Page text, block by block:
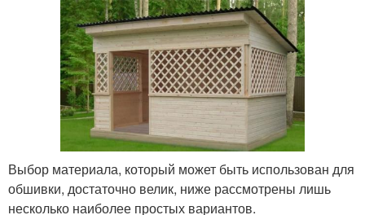
Выбор материала, который может быть использован для
обшивки, достаточно велик, ниже рассмотрены лишь
несколько наиболее простых вариантов.